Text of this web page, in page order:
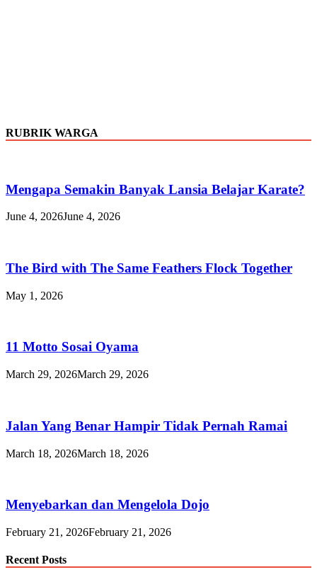
RUBRIK WARGA
Mengapa Semakin Banyak Lansia Belajar Karate?
June 4, 2026June 4, 2026
The Bird with The Same Feathers Flock Together
May 1, 2026
11 Motto Sosai Oyama
March 29, 2026March 29, 2026
Jalan Yang Benar Hampir Tidak Pernah Ramai
March 18, 2026March 18, 2026
Menyebarkan dan Mengelola Dojo
February 21, 2026February 21, 2026
Recent Posts